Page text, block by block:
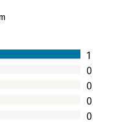
1
0
0
0
0